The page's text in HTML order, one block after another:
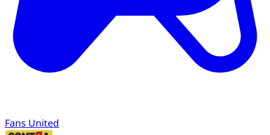
Fans United